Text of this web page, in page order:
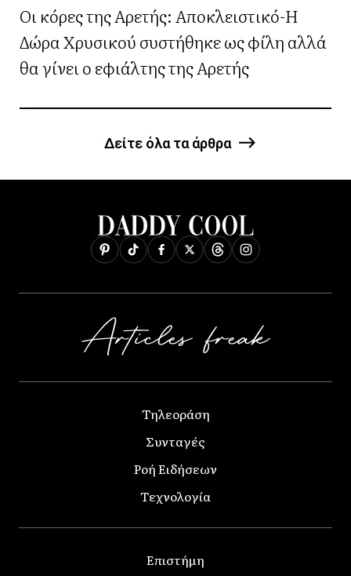
Οι κόρες της Αρετής: Αποκλειστικό-Η
Δώρα Χρυσικού συστήθηκε ως φίλη αλλά
θα γίνει ο εφιάλτης της Αρετής
Δείτε όλα τα άρθρα
Τηλεοράση
Συνταγές
Ροή Ειδήσεων
Τεχνολογία
Επιστήμη